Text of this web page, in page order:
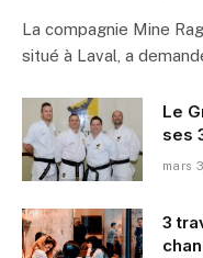
La compagnie Mine
situé à Laval, a
Le
ses
mars
3